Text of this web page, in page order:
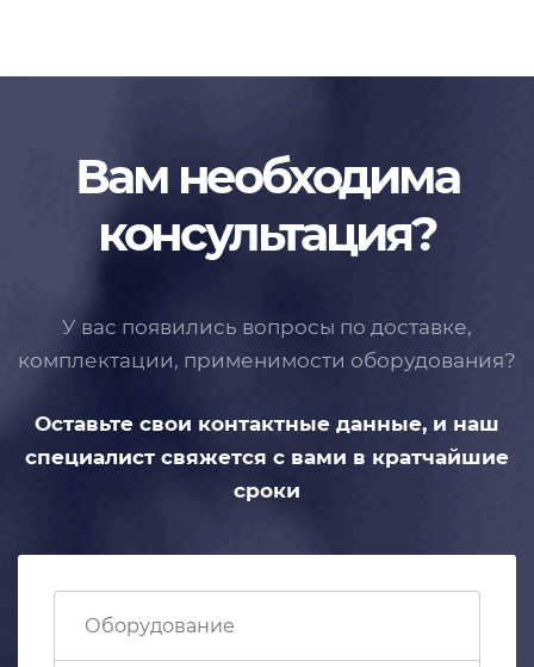
Вам необходима
консультация?
У вас появились вопросы по доставке,
комплектации, применимости оборудования?
Оставьте свои контактные данные, и наш
специалист свяжется с вами в кратчайшие
сроки